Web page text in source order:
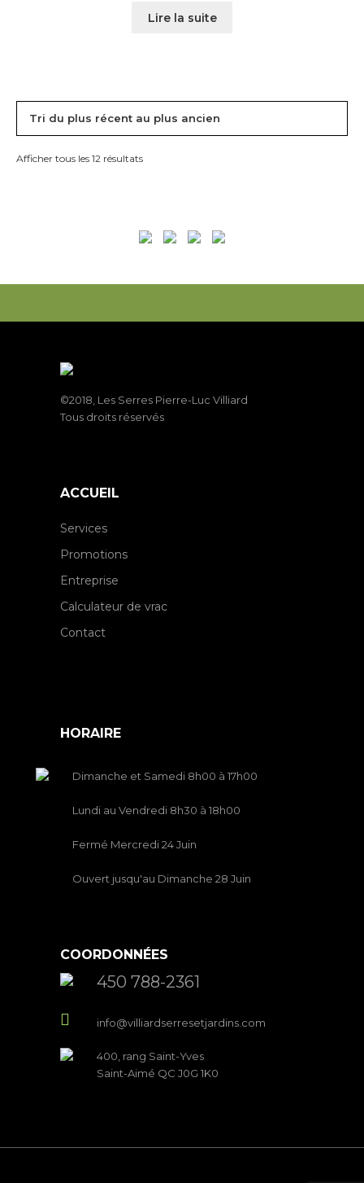
Lire la suite
Afficher tous les 12 résultats
©2018, Les Serres Pierre-Luc Villiard
Tous droits réservés
ACCUEIL
Services
Promotions
Entreprise
Calculateur de vrac
Contact
HORAIRE
Dimanche et Samedi 8h00 à 17h00
Lundi au Vendredi 8h30 à 18h00
Fermé Mercredi 24 Juin
Ouvert jusqu'au Dimanche 28 Juin
COORDONNÉES
450 788-2361
info@villiardserresetjardins.com
400, rang Saint-Yves
Saint-Aimé QC J0G 1K0